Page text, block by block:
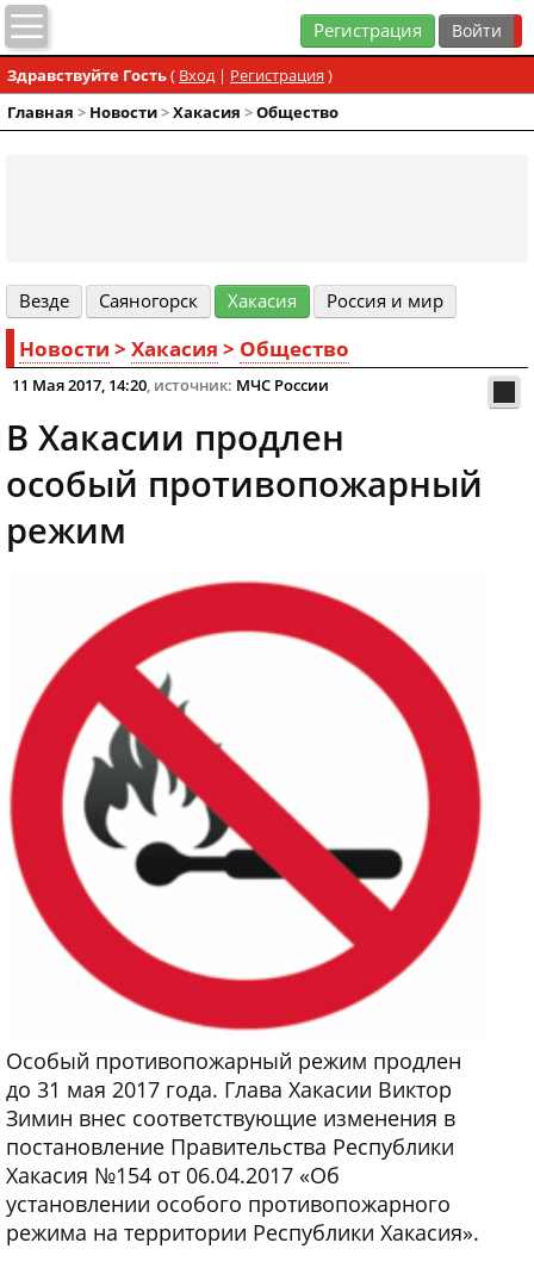
Регистрация
Здравствуйте Гость( Вход| Регистрация )
Главная > Новости>Хакасия >Общество
Везде Cаяногорск Хакасия Россия и мир
Новости > Хакасия > Общество
11 Мая 2017, 14:20, источник: МЧС России
В Хакасии продлен
особый противопожарный
режим
Особый противопожарный режим продлен
до 31 мая 2017 года. Глава Хакасии Виктор
Зимин внес соответствующие изменения в
постановление Правительства Республики
Хакасия №154 от 06.04.2017 «Об
установлении особого противопожарного
режима на территории Республики Хакасия».